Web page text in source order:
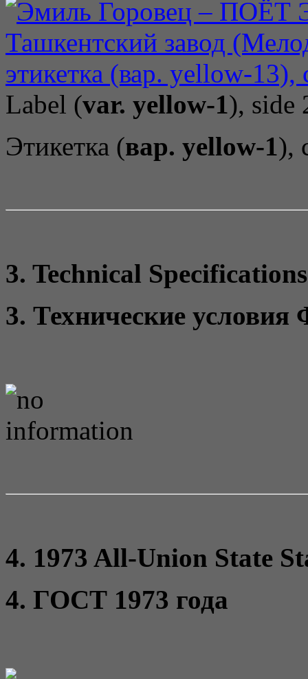
Label (var. yellow-1), side
Этикетка (вар. yellow-1),
3. Technical
3. Технические
4. 1973 All-Union State
4. ГОСТ 1973 года